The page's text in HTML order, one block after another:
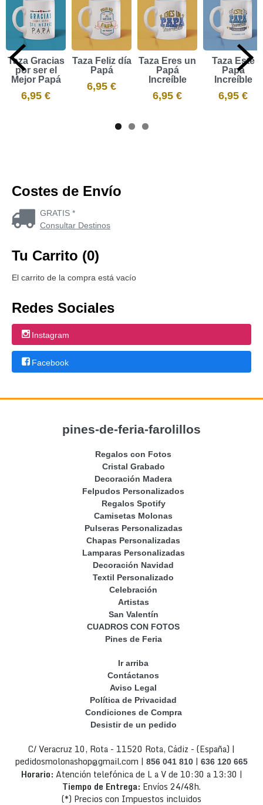
Taza Gracias
por ser el
Mejor Papá
6,95 €
Taza Feliz día
Papá
6,95 €
Taza Eres un
Papá
Increíble
6,95 €
Taza Este
Papá
Increíble
6,95 €
Costes de Envío
GRATIS *
Consultar Destinos
Tu Carrito (0)
El carrito de la compra está vacío
Redes Sociales
Instagram
Facebook
pines-de-feria-farolillos
Regalos con Fotos
Cristal Grabado
Decoración Madera
Felpudos Personalizados
Regalos Spotify
Camisetas Molonas
Pulseras Personalizadas
Chapas Personalizadas
Lamparas Personalizadas
Decoración Navidad
Textil Personalizado
Celebración
Artistas
San Valentín
CUADROS CON FOTOS
Pines de Feria
Ir arriba
Contáctanos
Aviso Legal
Política de Privacidad
Condiciones de Compra
Desistir de un pedido
C/ Veracruz 10, Rota - 11520 Rota, Cádiz - (España) |
pedidosmolonashop@gmail.com | 856 041 810 | 636 120 665
Horario: Atención telefónica de L a V de 10:30 a 13:30 |
Tiempo de Entrega: Envíos 24/48h.
(*) Precios con Impuestos incluidos